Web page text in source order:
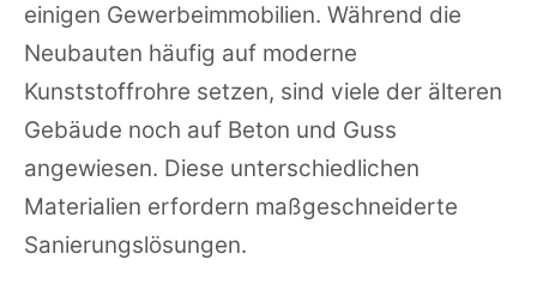
einigen Gewerbeimmobilien. Während die
Neubauten häufig auf moderne
Kunststoffrohre setzen, sind viele der älteren
Gebäude noch auf Beton und Guss
angewiesen. Diese unterschiedlichen
Materialien erfordern maßgeschneiderte
Sanierungslösungen.